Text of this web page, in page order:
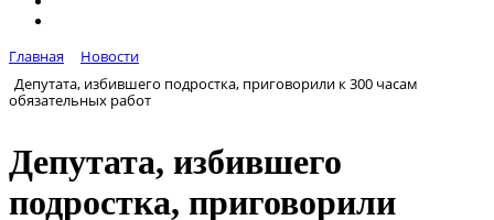
Главная
Новости
Депутата, избившего подростка, приговорили к 300 часам
обязательных работ
Депутата, избившего
подростка, приговорили